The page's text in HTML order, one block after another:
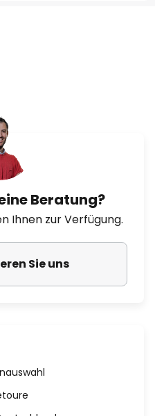
Beratung?
Ihnen zur Verfügung.
Sie uns